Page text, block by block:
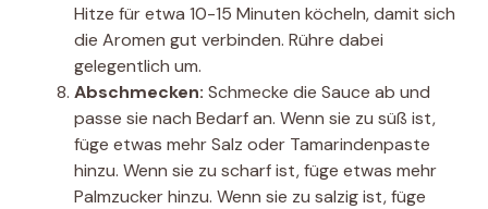
Hitze für etwa 10-15 Minuten köcheln, damit sich
die Aromen gut verbinden. Rühre dabei
gelegentlich um.
Abschmecken: Schmecke die Sauce ab und
passe sie nach Bedarf an. Wenn sie zu süß ist,
füge etwas mehr Salz oder Tamarindenpaste
hinzu. Wenn sie zu scharf ist, füge etwas mehr
Palmzucker hinzu. Wenn sie zu salzig ist, füge